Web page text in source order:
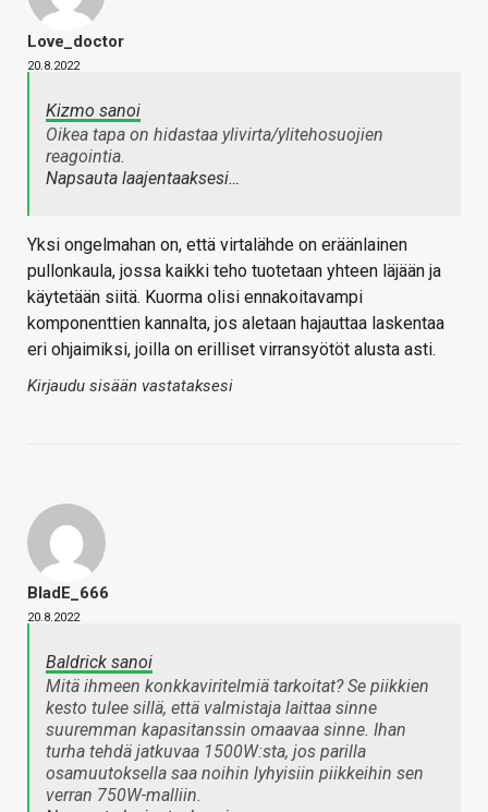
Love_doctor
20.8.2022
Kizmo sanoi
Oikea tapa on hidastaa ylivirta/ylitehosuojien
reagointia.
Napsauta laajentaaksesi…
Yksi ongelmahan on, että virtalähde on eräänlainen
pullonkaula, jossa kaikki teho tuotetaan yhteen läjään ja
käytetään siitä. Kuorma olisi ennakoitavampi
komponenttien kannalta, jos aletaan hajauttaa laskentaa
eri ohjaimiksi, joilla on erilliset virransyötöt alusta asti.
Kirjaudu sisään vastataksesi
BladE_666
20.8.2022
Baldrick sanoi
Mitä ihmeen konkkaviritelmiä tarkoitat? Se piikkien
kesto tulee sillä, että valmistaja laittaa sinne
suuremman kapasitanssin omaavaa sinne. Ihan
turha tehdä jatkuvaa 1500W:sta, jos parilla
osamuutoksella saa noihin lyhyisiin piikkeihin sen
verran 750W-malliin.